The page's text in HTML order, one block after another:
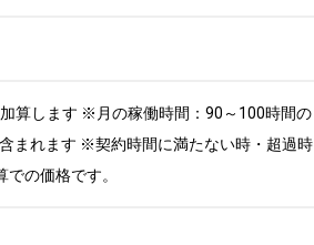
算します ※月の稼働時間：90～100時間の
まれます ※契約時間に満たない時・超過時
の価格です。